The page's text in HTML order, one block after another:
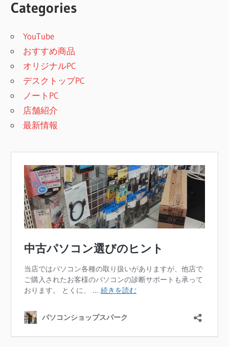
Categories
YouTube
おすすめ商品
オリジナルPC
デスクトップPC
ノートPC
店舗紹介
最新情報